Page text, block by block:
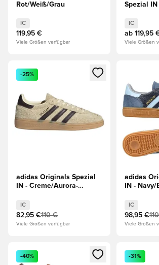
Rot/Weiß/Grau
IC
119,95 €
Viele Größen verfügbar
Spezial
IC
ab 119,95
Viele Größen
Öffnet ein neues Fenster zum
-25%
adidas Originals Spezial
IN - Creme/Aurora-
IC
82,95 €110 €
Viele Größen verfügbar
Öffnet
adidas
IN -
IC
98,95 €
Viele Größen
Öffnet ein neues Fenster zum
-40%
Öffnet
-31%